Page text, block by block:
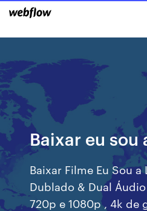
Baixar eu sou
Baixar Filme Eu Sou
Dublado & Dual
720p e 1080p , 4k de